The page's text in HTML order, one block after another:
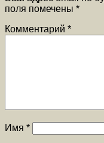
поля помечены *
Комментарий *
Имя *